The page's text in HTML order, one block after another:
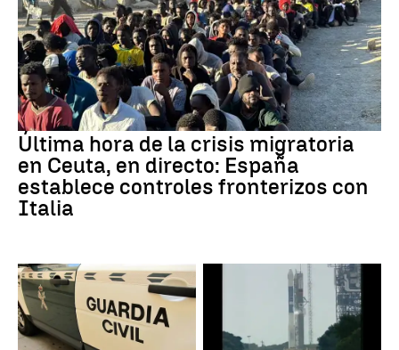
Última hora de la crisis migratoria
en Ceuta, en directo: España
establece controles fronterizos con
Italia